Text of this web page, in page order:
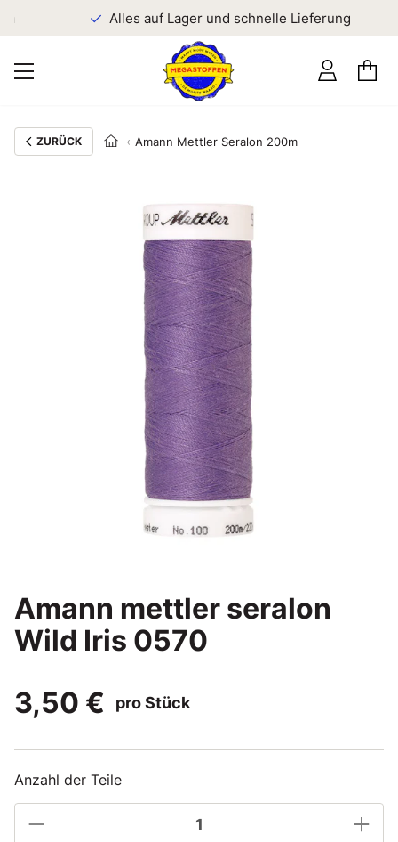
Alles auf Lager und schnelle Lieferung
ZURÜCK Amann Mettler Seralon 200m
Amann mettler seralon
Wild Iris 0570
3,50 €
pro Stück
Anzahl der Teile